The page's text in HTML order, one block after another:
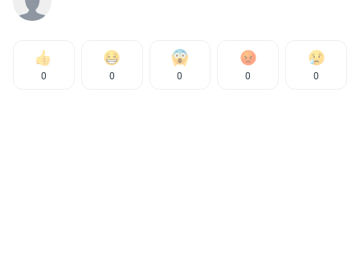
0 0 0 0 0